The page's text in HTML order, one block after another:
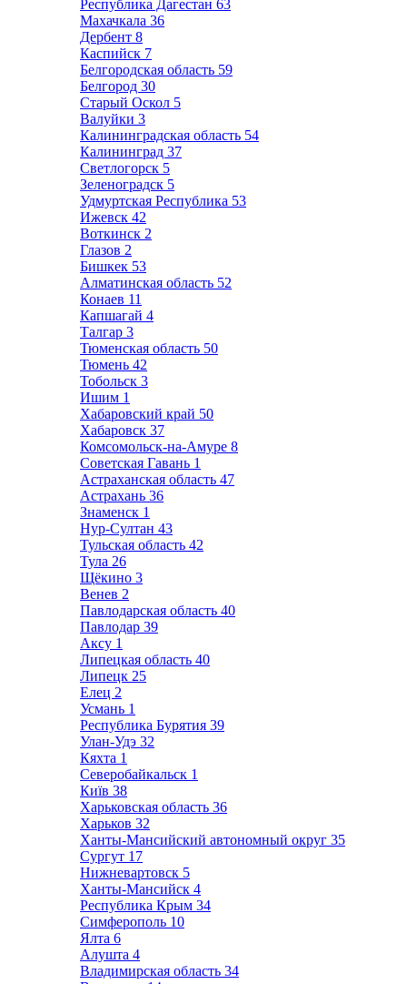
Республика Дагестан 63
Махачкала 36
Дербент 8
Каспийск 7
Белгородская область 59
Белгород 30
Старый Оскол 5
Валуйки 3
Калининградская область 54
Калининград 37
Светлогорск 5
Зеленоградск 5
Удмуртская Республика 53
Ижевск 42
Воткинск 2
Глазов 2
Бишкек 53
Алматинская область 52
Конаев 11
Капшагай 4
Талгар 3
Тюменская область 50
Тюмень 42
Тобольск 3
Ишим 1
Хабаровский край 50
Хабаровск 37
Комсомольск-на-Амуре 8
Советская Гавань 1
Астраханская область 47
Астрахань 36
Знаменск 1
Нур-Султан 43
Тульская область 42
Тула 26
Щёкино 3
Венев 2
Павлодарская область 40
Павлодар 39
Аксу 1
Липецкая область 40
Липецк 25
Елец 2
Усмань 1
Республика Бурятия 39
Улан-Удэ 32
Кяхта 1
Северобайкальск 1
Київ 38
Харьковская область 36
Харьков 32
Ханты-Мансийский автономный округ 35
Сургут 17
Нижневартовск 5
Ханты-Мансийск 4
Республика Крым 34
Симферополь 10
Ялта 6
Алушта 4
Владимирская область 34